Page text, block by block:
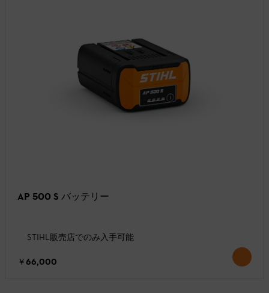
AP 500 S バッテリー
STIHL販売店でのみ入手可能
￥66,000